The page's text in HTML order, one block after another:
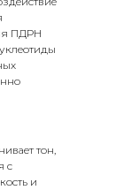
ПДРН
тон,
с
и